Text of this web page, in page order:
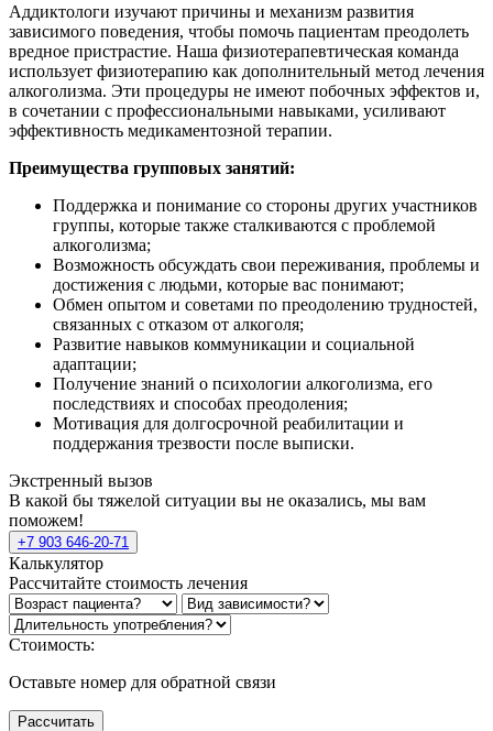
Аддиктологи изучают причины и механизм развития
зависимого поведения, чтобы помочь пациентам преодолеть
вредное пристрастие. Наша физиотерапевтическая команда
использует физиотерапию как дополнительный метод лечения
алкоголизма. Эти процедуры не имеют побочных эффектов и,
в сочетании с профессиональными навыками, усиливают
эффективность медикаментозной терапии.
Преимущества групповых занятий:
Поддержка и понимание со стороны других участников
группы, которые также сталкиваются с проблемой
алкоголизма;
Возможность обсуждать свои переживания, проблемы и
достижения с людьми, которые вас понимают;
Обмен опытом и советами по преодолению трудностей,
связанных с отказом от алкоголя;
Развитие навыков коммуникации и социальной
адаптации;
Получение знаний о психологии алкоголизма, его
последствиях и способах преодоления;
Мотивация для долгосрочной реабилитации и
поддержания трезвости после выписки.
Экстренный вызов
В какой бы тяжелой ситуации вы не оказались, мы вам
поможем!
+7 903 646-20-71
Калькулятор
Рассчитайте стоимость лечения
Стоимость:
Оставьте номер для обратной связи
Рассчитать